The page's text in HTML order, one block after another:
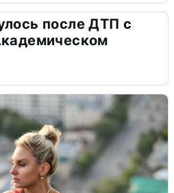
после ДТП с